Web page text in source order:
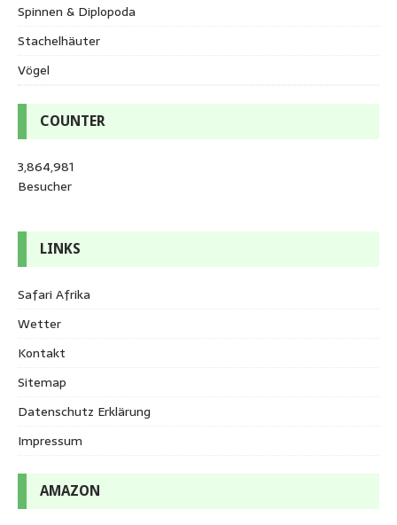
Spinnen & Diplopoda
Stachelhäuter
Vögel
COUNTER
3,864,981
Besucher
LINKS
Safari Afrika
Wetter
Kontakt
Sitemap
Datenschutz Erklärung
Impressum
AMAZON